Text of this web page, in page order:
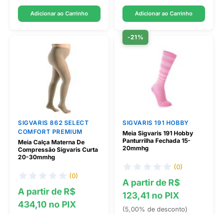
Adicionar ao Carrinho Adicionar ao Carrinho
SIGVARIS 862 SELECT
COMFORT PREMIUM
Meia Calça Materna De
Compressão Sigvaris Curta
20-30mmhg
(0)
A partir de R$
434,10 no PIX
-21%
SIGVARIS 191 HOBBY
Meia Sigvaris 191 Hobby
Panturrilha Fechada 15-
20mmhg
(0)
A partir de R$
123,41 no PIX
(5,00% de desconto)